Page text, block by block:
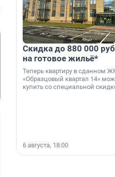
Скидка до 880 000
на готовое жильё*
Теперь квартиру в сданном
«Образцовый квартал 14»
купить со специальной
6 августа, 18:00